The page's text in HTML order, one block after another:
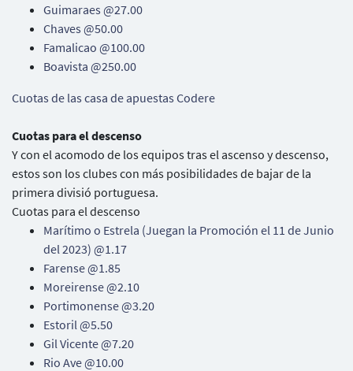
Guimaraes @27.00
Chaves @50.00
Famalicao @100.00
Boavista @250.00
Cuotas de las casa de apuestas Codere
Cuotas para el descenso
Y con el acomodo de los equipos tras el ascenso y descenso,
estos son los clubes con más posibilidades de bajar de la
primera divisió portuguesa.
Cuotas para el descenso
Marítimo o Estrela (Juegan la Promoción el 11 de Junio
del 2023) @1.17
Farense @1.85
Moreirense @2.10
Portimonense @3.20
Estoril @5.50
Gil Vicente @7.20
Rio Ave @10.00